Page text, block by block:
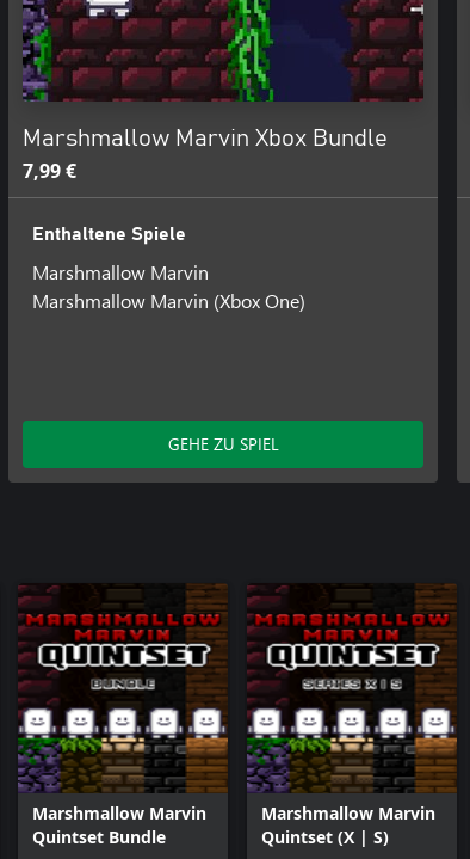
Marshmallow Marvin Xbox Bundle
7,99 €
Enthaltene Spiele
Marshmallow Marvin
Marshmallow Marvin (Xbox One)
GEHE ZU SPIEL
Marshmallow Marvin
Quintset Bundle
Marshmallow Marvin
Quintset (X | S)